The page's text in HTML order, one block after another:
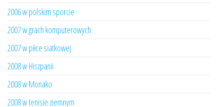
2006 w polskim sporcie
2007 w grach komputerowych
2007 w piłce siatkowej
2008 w Hiszpanii
2008 w Monako
2008 w tenisie ziemnym